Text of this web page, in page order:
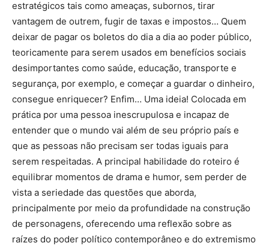
estratégicos tais como ameaças, subornos, tirar
vantagem de outrem, fugir de taxas e impostos… Quem
deixar de pagar os boletos do dia a dia ao poder público,
teoricamente para serem usados em benefícios sociais
desimportantes como saúde, educação, transporte e
segurança, por exemplo, e começar a guardar o dinheiro,
consegue enriquecer? Enfim… Uma ideia! Colocada em
prática por uma pessoa inescrupulosa e incapaz de
entender que o mundo vai além de seu próprio país e
que as pessoas não precisam ser todas iguais para
serem respeitadas. A principal habilidade do roteiro é
equilibrar momentos de drama e humor, sem perder de
vista a seriedade das questões que aborda,
principalmente por meio da profundidade na construção
de personagens, oferecendo uma reflexão sobre as
raízes do poder político contemporâneo e do extremismo